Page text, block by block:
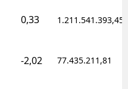
0,33 1.211.541.393,45
-2,02 77.435.211,81